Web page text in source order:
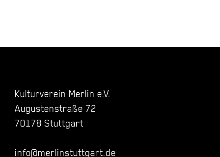
Kulturverein Merlin e.V.
Augustenstraße 72
70178 Stuttgart
info@merlinstuttgart.de